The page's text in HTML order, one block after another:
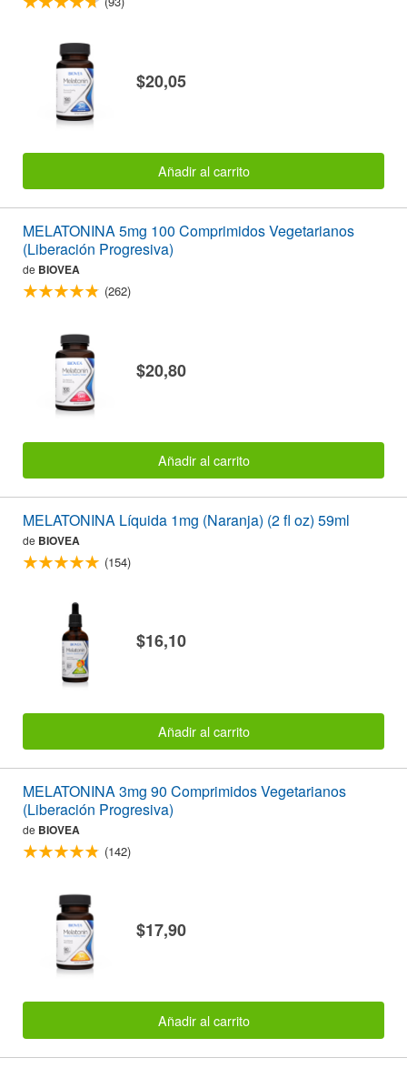
$20,05
Añadir al carrito
MELATONINA 5mg 100 Comprimidos Vegetarianos
(Liberación Progresiva)
de BIOVEA
(262)
$20,80
Añadir al carrito
MELATONINA Líquida 1mg (Naranja) (2 fl oz) 59ml
de BIOVEA
(154)
$16,10
Añadir al carrito
MELATONINA 3mg 90 Comprimidos Vegetarianos
(Liberación Progresiva)
de BIOVEA
(142)
$17,90
Añadir al carrito